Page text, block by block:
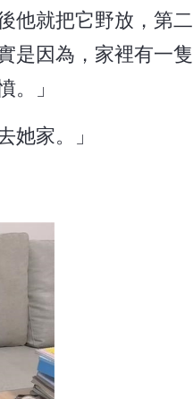
他就把它野放，第二
是因為，家裡有一隻
。」
家。」